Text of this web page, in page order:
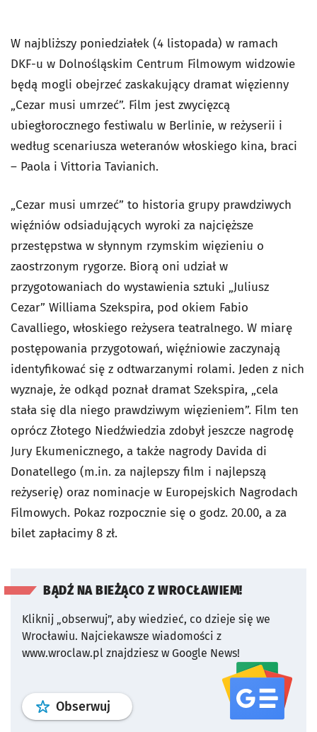
W najbliższy poniedziałek (4 listopada) w ramach
DKF-u w Dolnośląskim Centrum Filmowym widzowie
będą mogli obejrzeć zaskakujący dramat więzienny
„Cezar musi umrzeć”. Film jest zwycięzcą
ubiegłorocznego festiwalu w Berlinie, w reżyserii i
według scenariusza weteranów włoskiego kina, braci
– Paola i Vittoria Tavianich.
„Cezar musi umrzeć” to historia grupy prawdziwych
więźniów odsiadujących wyroki za najcięższe
przestępstwa w słynnym rzymskim więzieniu o
zaostrzonym rygorze. Biorą oni udział w
przygotowaniach do wystawienia sztuki „Juliusz
Cezar” Williama Szekspira, pod okiem Fabio
Cavalliego, włoskiego reżysera teatralnego. W miarę
postępowania przygotowań, więźniowie zaczynają
identyfikować się z odtwarzanymi rolami. Jeden z nich
wyznaje, że odkąd poznał dramat Szekspira, „cela
stała się dla niego prawdziwym więzieniem”. Film ten
oprócz Złotego Niedźwiedzia zdobył jeszcze nagrodę
Jury Ekumenicznego, a także nagrody Davida di
Donatellego (m.in. za najlepszy film i najlepszą
reżyserię) oraz nominacje w Europejskich Nagrodach
Filmowych. Pokaz rozpocznie się o godz. 20.00, a za
bilet zapłacimy 8 zł.
BĄDŹ NA BIEŻĄCO Z WROCŁAWIEM!
Kliknij „obserwuj”, aby wiedzieć, co dzieje się we
Wrocławiu. Najciekawsze wiadomości z
www.wroclaw.pl znajdziesz w Google News!
Obserwuj profil serwisu